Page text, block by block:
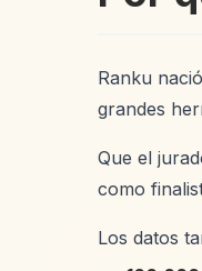
Ranku
grandes
Que el
como
Los datos